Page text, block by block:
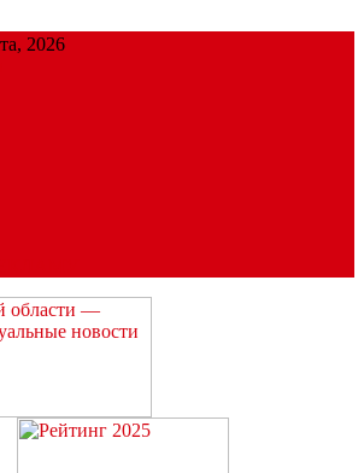
2026
дня в Тульской области на сайте